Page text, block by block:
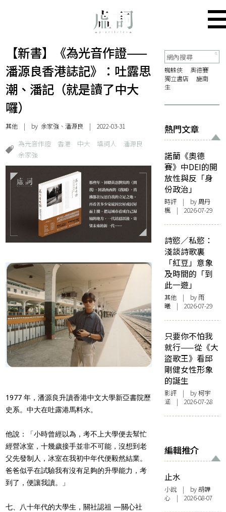
【新書】《為光音作證——
潘源良香港誌記》：吐露思
潮、潘記（就是讀了中大
囉）
其他 | by 余家強、潘源良 | 2022-03-31
為光音作證 香港 中大 填詞人
潘源良
余家強
1977 年，潘源良升讀香港中文大學新亞書院歷
史系。中大在吐露港馬料水。
他說：「小時曾經以為，考不上大學便去幫忙
經營冰室，十幾歲接手並非不可能，沒想到老
父先發制人，冰室在我初中年代便毅然結業。
爸爸似乎在試驗我有沒有足夠的升學能力，考
到了，便讓我讀。」
七、八十年代的大學生，關社認祖 —關心社
蜘蛛俠
奧德賽
獨立書店
施南
生
熱門文章
諾蘭《奧德
賽》中DEI的開
放性與反「身
份政治」
時評 | by周丹
楓 | 2026-07-29
詩慾／私慾：
淺談詩歌裏
「紅豆」意象
及時間的「到
此一遊」
其他 | by 雨
曦 | 2026-07-29
只要你不怕我
就行——從《大
盜歌王》看邱
剛健女性形象
的誕生
影評 | by 柯宇
涵 | 2026-07-28
編輯推介
止水
小說 | by 胡韡
心 | 2026-08-07